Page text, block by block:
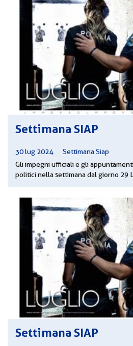
Settimana SIAP
30 lug 2024
Settimana Siap
Gli impegni ufficiali e gli
politici nella settimana dal giorno 29
Settimana SIAP